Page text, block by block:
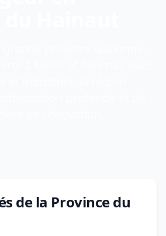
de la Province du